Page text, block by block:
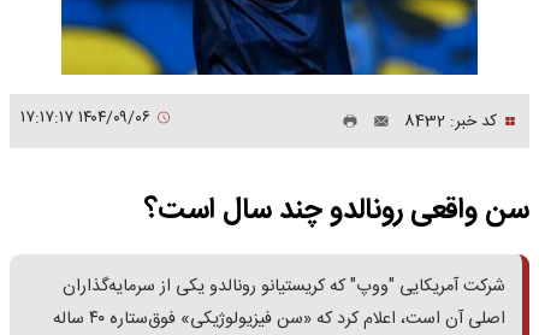
کد خبر: 8432
سن واقعی رونالدو چند سال است؟
شرکت آمریکایی "ووپ" که کریستیانو رونالدو یکی از سرمایه‌گذاران
اصلی آن است، اعلام کرد که «سن فیزیولوژیکی» فوق‌ستاره ۴۰ ساله